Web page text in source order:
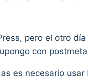
pero el otro día
con
es necesario